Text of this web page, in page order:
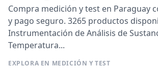
Compra medición y test en Paraguay
y pago seguro. 3265 productos
Instrumentación de Análisis de
Temperatura...
EXPLORA EN MEDICIÓN Y TEST